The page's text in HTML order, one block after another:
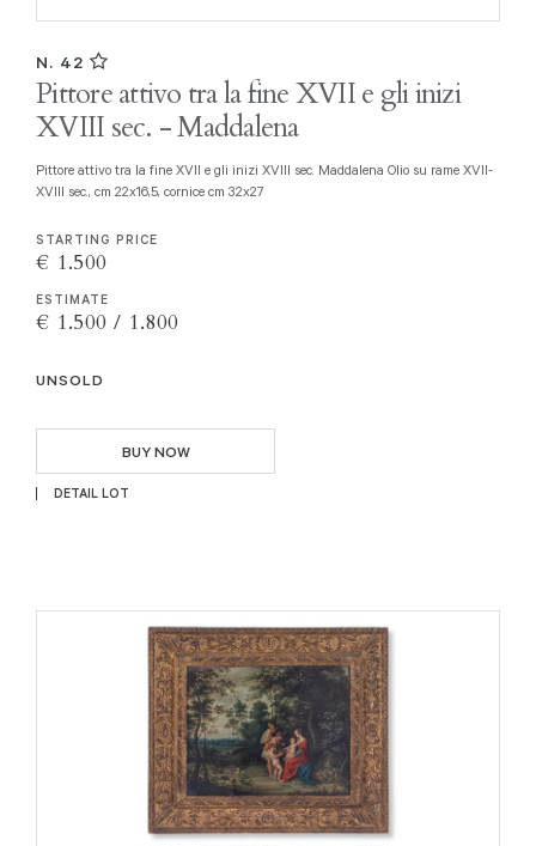
N. 42
Pittore attivo tra la fine XVII e gli inizi
XVIII sec. - Maddalena
Pittore attivo tra la fine XVII e gli inizi XVIII sec. Maddalena Olio su rame XVII-
XVIII sec., cm 22x16,5, cornice cm 32x27
STARTING PRICE
€ 1.500
ESTIMATE
€ 1.500 / 1.800
UNSOLD
BUY NOW
DETAIL LOT